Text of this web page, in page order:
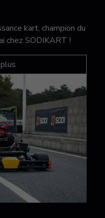
kart, champion du
chez SODIKART !